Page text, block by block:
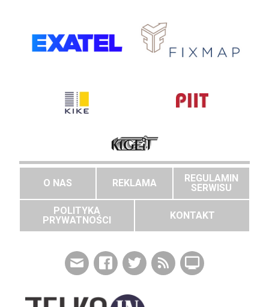
O NAS REKLAMA
REGULAMIN
SERWISU
POLITYKA
PRYWATNOŚCI
KONTAKT